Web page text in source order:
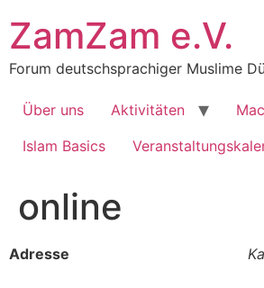
Inhalt
springen
ZamZam e.V.
Forum deutschsprachiger Muslime
Über uns Aktivitäten
Islam Basics
online
Adresse